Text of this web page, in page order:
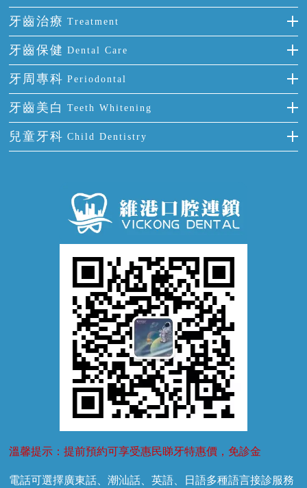
門牙缺失
多顆牙缺失
半口缺失
全口缺失
前牙反頜
牙齒擁擠
牙齒前突
牙齒稀疏
全瓷牙
烤瓷牙
氟斑牙
四環素牙
活動假牙
牙貼面
牙齒治療 Treatment
補牙
智齒
根管治療
拔牙
牙痛
牙齒保健 Dental Care
正確刷牙
全國愛牙日
預防牙病
牙科通識
牙周專科 Periodontal
牙周炎
牙齦出血
牙齦炎
牙齦萎縮
牙齒美白 Teeth Whitening
冷光美白
兒童牙科 Child Dentistry
溫馨提示：提前預約可享受惠民睇牙特惠價，免診金
電話可選擇廣東話、潮汕話、英語、日語多種語言接診服務